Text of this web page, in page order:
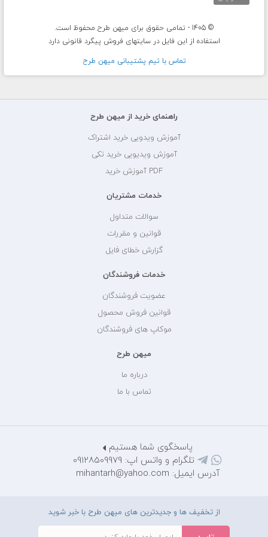
© 1405 - تمامی حقوق برای میهن طرح محفوظ است.
استفاده از این فایل در سایتهای فروش پیگرد قانونی دارد
تماس با تيم پشتيبانی ميهن طرح
راهنمای خرید از میهن طرح
آموزش ویدویی خرید اشتراک
آموزش ویدیویی خرید تکی
PDF آموزش خرید
خدمات مشتریان
سوالات متداول
قوانین و مقررات
گزارش خطای فایل
خدمات فروشندگان
عضویت فروشندگان
قوانین فروش محصول
موکاپ های فروشندگان
میهن طرح
درباره ما
تماس با ما
پاسخگوی شما هستیم
تلگرام و واتس اپ: 09128509979
آدرس ایمیل: mihantarh@yahoo.com
از تخفیف ها و جدیدترین های میهن طرح با خبر شوید